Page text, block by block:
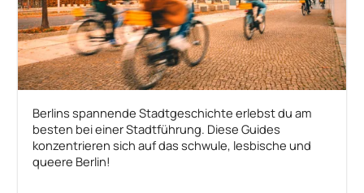
Berlins spannende Stadtgeschichte erlebst du am
besten bei einer Stadtführung. Diese Guides
konzentrieren sich auf das schwule, lesbische und
queere Berlin!